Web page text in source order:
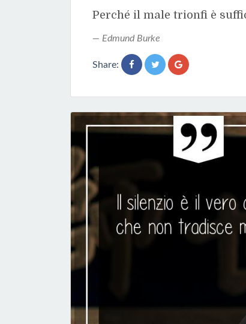
Perché il male trionfi è
Edmund Burke
Share: